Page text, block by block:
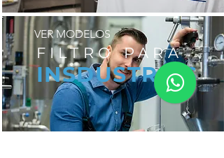
VER MODELOS
FILTRO PARA
INSDUSTRIAS